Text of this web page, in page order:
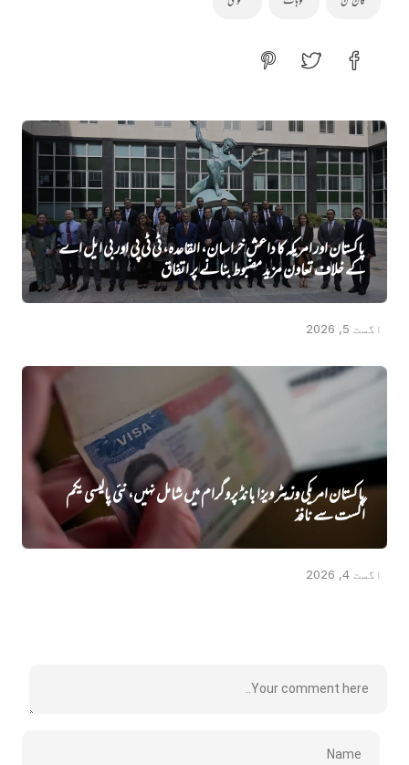
پاکستان اور امریکہ کا داعش خراسان، القاعدہ، ٹی ٹی پی اور بی ایل اے
کے خلاف تعاون مزید مضبوط بنانے پر اتفاق
اگست 5, 2026
پاکستان امریکی وزیٹر ویزا بانڈ پروگرام میں شامل نہیں، نئی پالیسی یکم
اگست سے نافذ
اگست 4, 2026